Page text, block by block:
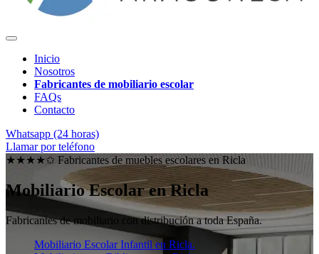
Inicio
Nosotros
Fabricantes de mobiliario escolar
FAQs
Contacto
Whatsapp (24 horas)
Llamar por teléfono
★★★★✩ Fabricantes de muebles escolares en Ricla
Mobiliario Escolar enRicla
Fabricantes de mobiliario con distribución a toda España.
Mobiliario Escolar Infantil en Ricla.